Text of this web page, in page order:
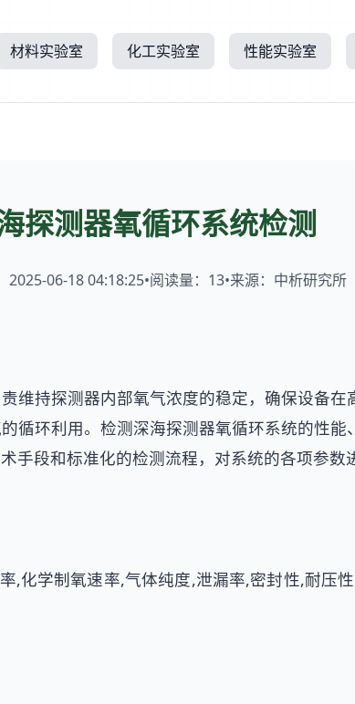
材料实验室 化工实验室 性能实验室
探测器氧循环系统检测
2025-06-18 04:18:25•阅读量： 13•来源：中析研究所
维持探测器内部氧气浓度的稳定，确保设备
循环利用。检测深海探测器氧循环系统的性
段和标准化的检测流程，对系统的各项参数
,化学制氧速率,气体纯度,泄漏率,密封性,耐压